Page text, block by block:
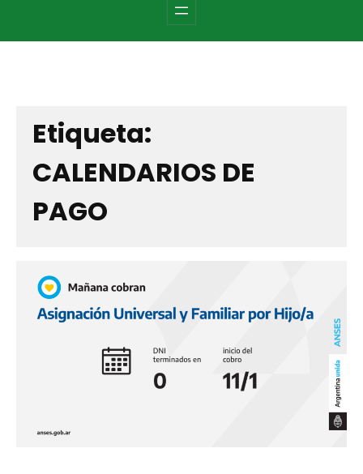
Etiqueta:
CALENDARIOS DE
PAGO